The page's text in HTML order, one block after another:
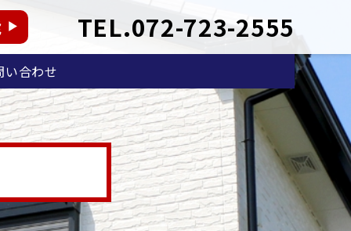
TEL.072-723-2555
い合わせ